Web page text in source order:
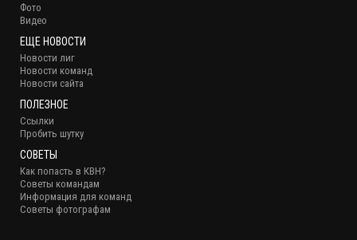
Фото
Видео
ЕЩЕ НОВОСТИ
Новости лиг
Новости команд
Новости сайта
ПОЛЕЗНОЕ
Ссылки
Пробить шутку
СОВЕТЫ
Как попасть в КВН?
Советы командам
Информация для команд
Советы фотографам